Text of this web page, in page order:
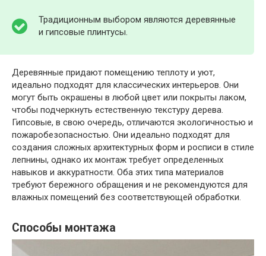
Традиционным выбором являются деревянные
и гипсовые плинтусы.
Деревянные придают помещению теплоту и уют,
идеально подходят для классических интерьеров. Они
могут быть окрашены в любой цвет или покрыты лаком,
чтобы подчеркнуть естественную текстуру дерева.
Гипсовые, в свою очередь, отличаются экологичностью и
пожаробезопасностью. Они идеально подходят для
создания сложных архитектурных форм и росписи в стиле
лепнины, однако их монтаж требует определенных
навыков и аккуратности. Оба этих типа материалов
требуют бережного обращения и не рекомендуются для
влажных помещений без соответствующей обработки.
Способы монтажа